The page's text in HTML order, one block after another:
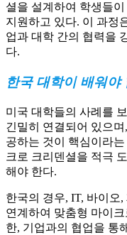
셜을 설계하여 학생들
지원하고 있다. 이 과정
업과 대학 간의 협력을
다.
한국 대학이 배워야
미국 대학들의 사례를
긴밀히 연결되어 있으
공하는 것이 핵심이라
크로 크리덴셜을 적극
해야 한다.
한국의 경우, IT, 바이오
연계하여 맞춤형 마이
한, 기업과의 협업을 통